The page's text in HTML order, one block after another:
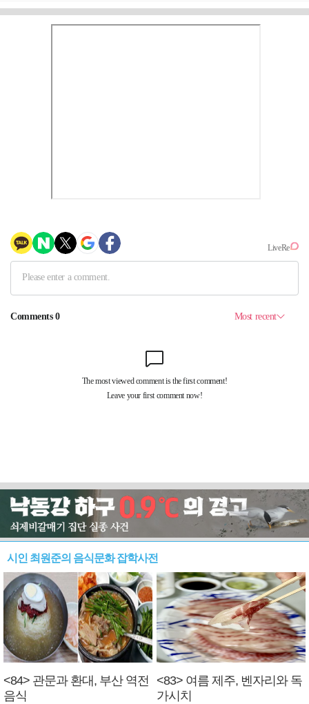
시인 최원준의 음식문화 잡학사전
<84> 관문과 환대, 부산 역전
음식
<83> 여름 제주, 벤자리와 독
가시치